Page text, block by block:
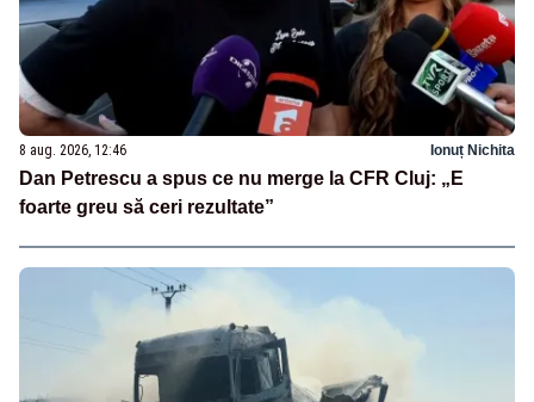
8 aug. 2026, 12:46 Ionuț Nichita
Dan Petrescu a spus ce nu merge la CFR Cluj: „E
foarte greu să ceri rezultate”